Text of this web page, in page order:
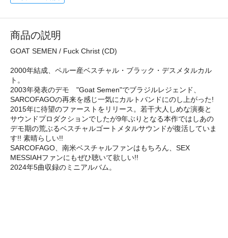
商品の説明
GOAT SEMEN / Fuck Christ (CD)
2000年結成、ペルー産ベスチャル・ブラック・デスメタルカル
ト。
2003年発表のデモ "Goat Semen"でブラジルレジェンド、
SARCOFAGOの再来を感じ一気にカルトバンドにのし上がった!
2015年に待望のファーストをリリース。若干大人しめな演奏と
サウンドプロダクションでしたが9年ぶりとなる本作ではしあの
デモ期の荒ぶるベスチャルゴートメタルサウンドが復活していま
す!! 素晴らしい!!
SARCOFAGO、南米ベスチャルファンはもちろん、SEX
MESSIAHファンにもぜひ聴いて欲しい!!
2024年5曲収録のミニアルバム。